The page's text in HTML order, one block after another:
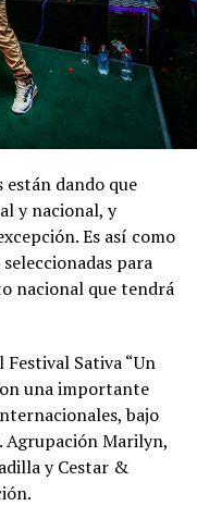
están dando que
y nacional, y
Es así como
para
nacional que tendrá
Sativa “Un
una importante
bajo
Agrupación Marilyn,
y Cestar &